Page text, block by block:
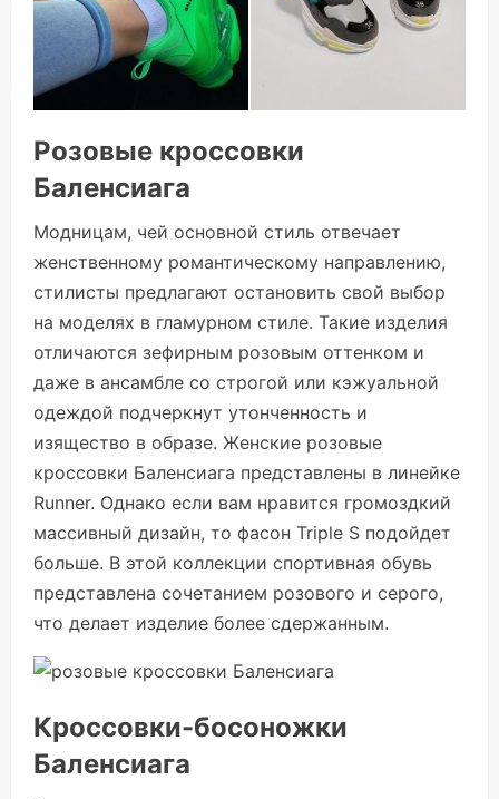
Розовые кроссовки
Баленсиага
Модницам, чей основной стиль отвечает
женственному романтическому направлению,
стилисты предлагают остановить свой выбор
на моделях в гламурном стиле. Такие изделия
отличаются зефирным розовым оттенком и
даже в ансамбле со строгой или кэжуальной
одеждой подчеркнут утонченность и
изящество в образе. Женские розовые
кроссовки Баленсиага представлены в линейке
Runner. Однако если вам нравится громоздкий
массивный дизайн, то фасон Triple S подойдет
больше. В этой коллекции спортивная обувь
представлена сочетанием розового и серого,
что делает изделие более сдержанным.
Кроссовки-босоножки
Баленсиага